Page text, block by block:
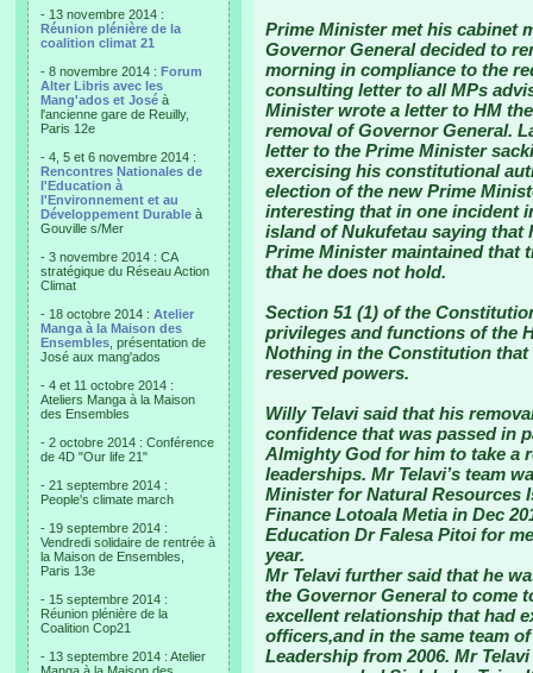
- 13 novembre 2014 :
Réunion plénière de la
coalition climat 21
- 8 novembre 2014 : Forum
Alter Libris avec les
Mang'ados et José à
l'ancienne gare de Reuilly,
Paris 12e
- 4, 5 et 6 novembre 2014 :
Rencontres Nationales de
l'Education à
l'Environnement et au
Développement Durable à
Gouville s/Mer
- 3 novembre 2014 : CA
stratégique du Réseau Action
Climat
- 18 octobre 2014 : Atelier
Manga à la Maison des
Ensembles , présentation de
José aux mang'ados
- 4 et 11 octobre 2014 :
Ateliers Manga à la Maison
des Ensembles
- 2 octobre 2014 : Conférence
de 4D "Our life 21"
- 21 septembre 2014 :
People's climate march
- 19 septembre 2014 :
Vendredi solidaire de rentrée à
la Maison de Ensembles,
Paris 13e
- 15 septembre 2014 :
Réunion plénière de la
Coalition Cop21
- 13 septembre 2014 : Atelier
Prime Minister met his cabinet
Governor General decided to
morning in compliance to the
consulting letter to all MPs
Minister wrote a letter to HM
removal of Governor General.
letter to the Prime Minister
exercising his constitutional
election of the new Prime
interesting that in one incident
island of Nukufetau saying that
Prime Minister maintained that
that he does not hold.
Section 51 (1) of the
privileges and functions of the
Nothing in the Constitution that
reserved powers.
Willy Telavi said that his
confidence that was passed in
Almighty God for him to take a
leaderships. Mr Telavi’s team
Minister for Natural Resources
Finance Lotoala Metia in Dec
Education Dr Falesa Pitoi for
year.
Mr Telavi further said that he
the Governor General to come
excellent relationship that had
officers,and in the same team
Leadership from 2006. Mr